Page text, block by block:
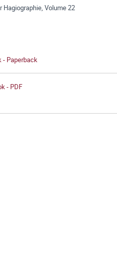
Hagiographie, Volume 22
- Paperback
- PDF